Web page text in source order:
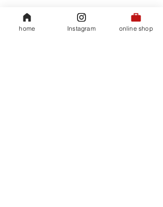
関連記事 すべて表示
home Instagram online shop